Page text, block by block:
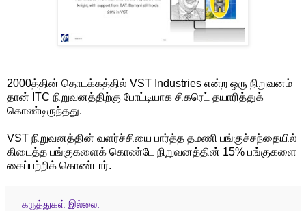
2000த்தின் தொடக்கத்தில் VST Industries என்ற ஒரு நிறுவனம்
தான் ITC நிறுவனத்திற்கு போட்டியாக சிகரெட் தயாரித்துக்
கொண்டிருந்தது.
VST நிறுவனத்தின் வளர்ச்சியை பார்த்த தமணி பங்குச்சந்தையில்
கிடைத்த பங்குகளைக் கொண்டே நிறுவனத்தின் 15% பங்குகளை
கைப்பற்றிக் கொண்டார்.
கருத்துகள் இல்லை: